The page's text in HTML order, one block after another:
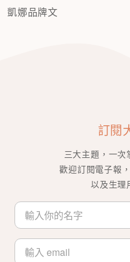
凱娜品牌文
訂閱
三大主題，一次
歡迎訂閱電子報
以及生理